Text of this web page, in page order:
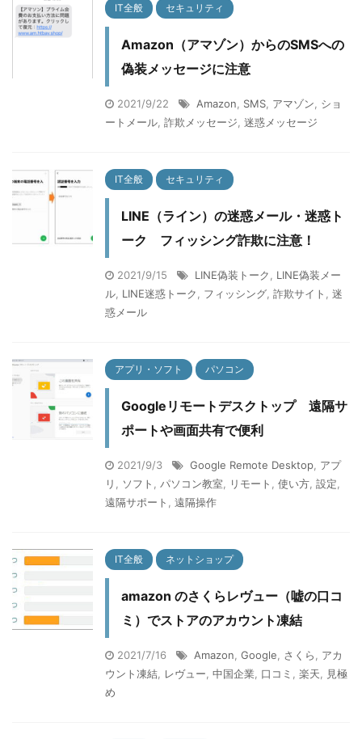
IT全般 セキュリティ
Amazon（アマゾン）からのSMSへの
偽装メッセージに注意
2021/9/22 Amazon SMS アマゾン
ショ
ートメール 詐欺メッセージ 迷惑メッセージ
IT全般 セキュリティ
LINE（ライン）の迷惑メール・迷惑ト
ーク フィッシング詐欺に注意！
2021/9/15 LINE偽装トーク
LINE偽装メー
ル LINE迷惑トーク フィッシング 詐欺サイト
迷
惑メール
アプリ・ソフト パソコン
Googleリモートデスクトップ 遠隔サ
ポートや画面共有で便利
2021/9/3 Google Remote Desktop アプ
リ
ソフト パソコン教室 リモート 使い方 設定
遠隔サポート
遠隔操作
IT全般 ネットショップ
amazon のさくらレヴュー（嘘の口コ
ミ）でストアのアカウント凍結
2021/7/16 Amazon Google さくら
アカ
ウント凍結
レヴュー 中国企業 口コミ 楽天
見極
め